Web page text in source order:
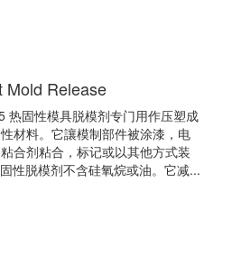
Mold Release
热固性模具脱模剂专门用作压塑成
材料。它讓模制部件被涂漆，电
合剂粘合，标记或以其他方式装
性脱模剂不含硅氧烷或油。它减...